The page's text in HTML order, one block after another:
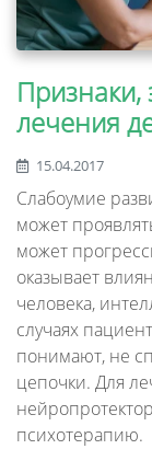
Признаки,
лечения
15.04.2017
Слабоумие
может
может
оказывает
человека,
случаях
понимают, не
цепочки. Для
психотерапию.